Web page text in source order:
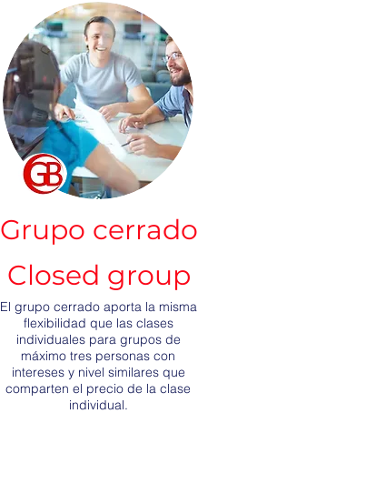
Grupo cerrado
Closed group
El grupo cerrado aporta la misma
flexibilidad que las clases
individuales para grupos de
máximo tres personas con
intereses y nivel similares que
comparten el precio de la clase
individual.